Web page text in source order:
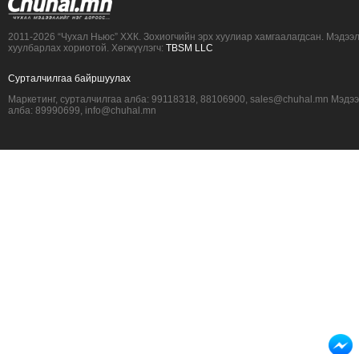
2011-2026 “Чухал Ньюс” ХХК. Зохиогчийн эрх хуулиар хамгаалагдсан.
хуулбарлах хориотой. Хөгжүүлэгч: TBSM LLC
Сурталчилгаа байршуулах
Маркетинг, сурталчилгаа алба: 99118318, 88106900, sales@chuhal.mn
алба: 89990699, info@chuhal.mn